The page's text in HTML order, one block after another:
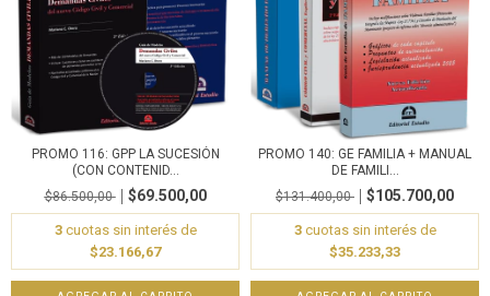
PROMO 116: GPP LA SUCESIÓN
(CON CONTENID...
$86.500,00
$69.500,00
3cuotas sin interés de
$23.166,67
PROMO 140: GE FAMILIA + MANUAL
DE FAMILI...
$131.400,00
$105.700,00
3cuotas sin interés de
$35.233,33